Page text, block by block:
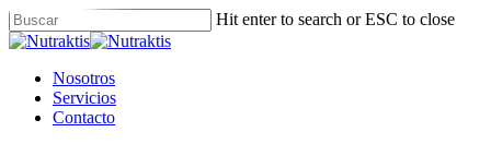
Skip
to
content
Hit enter to search or ESC to close
Close
Menu
Nosotros
Servicios
Contacto